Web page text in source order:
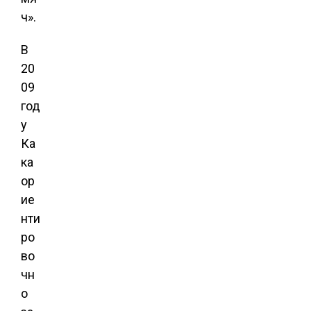
ч».
В
20
09
год
у
Ка
ка
ор
ие
нти
ро
во
чн
о